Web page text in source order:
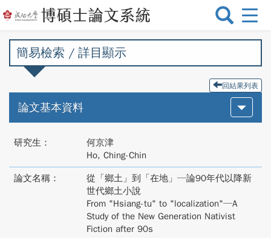
選
切
簡易檢索 / 詳目顯示
回結果列表
論文基本資料
研究生：
何京津
Ho, Ching-Chin
論文名稱：
從「鄉土」到「在地」─論90年代以降新
世代鄉土小說
From "Hsiang-tu" to "localization"─A
Study of the New Generation Nativist
Fiction after 90s